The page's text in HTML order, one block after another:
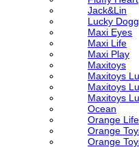
Jack&Lin
Lucky
Maxi Eyes
Maxi Life
Maxi Play
Maxitoys
Maxitoys
Maxitoys
Maxitoys
Ocean
Orange Life
Orange
Orange